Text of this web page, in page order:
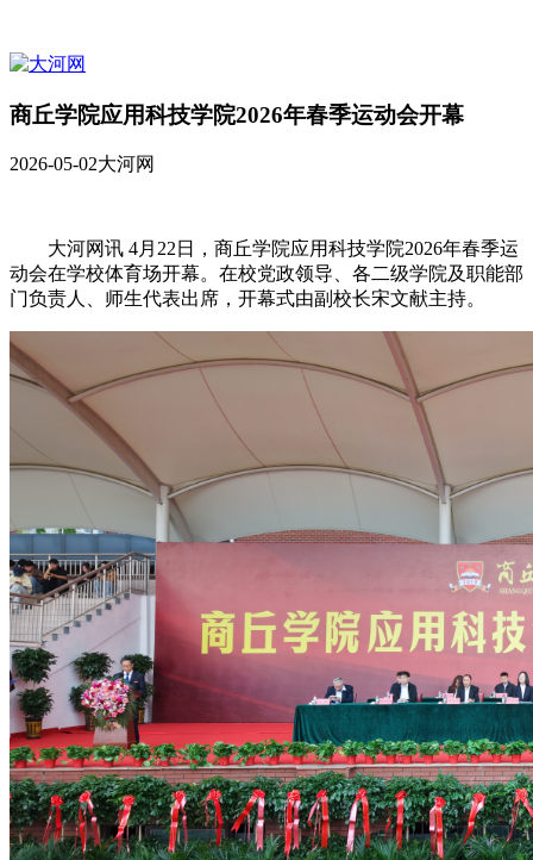
商丘学院应用科技学院2026年春季运动会开幕
2026-05-02大河网
大河网讯 4月22日，商丘学院应用科技学院2026年春季运
动会在学校体育场开幕。在校党政领导、各二级学院及职能部
门负责人、师生代表出席，开幕式由副校长宋文献主持。